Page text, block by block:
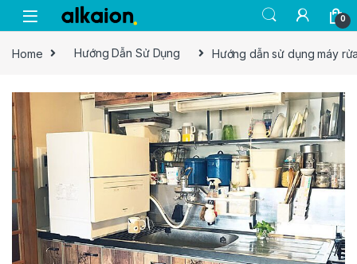
Skip to navigation
Skip to content
0
Home Hướng Dẫn Sử Dụng Hướng dẫn sử dụng máy